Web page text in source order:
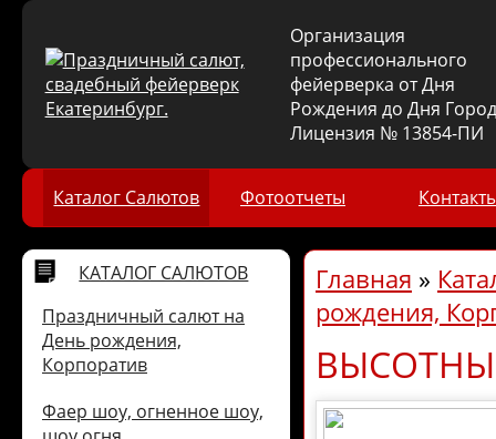
Организация
профессионального
фейерверка от Дня
Рождения до Дня
Лицензия № 13854-ПИ
Каталог Салютов Фотоотчеты
КАТАЛОГ САЛЮТОВ
Праздничный салют на
День рождения,
Корпоратив
Фаер шоу, огненное шоу,
Главная »
рождения,